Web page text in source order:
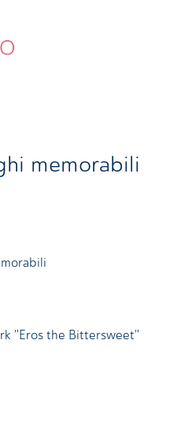
memorabili
"Eros the Bittersweet"